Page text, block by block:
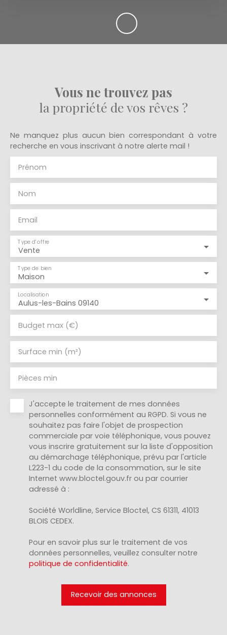
Vous ne trouvez pas
la propriété de vos rêves ?
Ne manquez plus aucun bien correspondant à votre
recherche en vous inscrivant à notre alerte mail !
Prénom
Nom
Email
Vente
Type d'offre
Maison
Type de bien
Aulus-les-Bains 09140
Localisation
Budget max (€)
Surface min (m²)
Pièces min
J'accepte le traitement de mes données
personnelles conformément au RGPD. Si vous ne
souhaitez pas faire l'objet de prospection
commerciale par voie téléphonique, vous pouvez
vous inscrire gratuitement sur la liste d'opposition
au démarchage téléphonique, prévu par l'article
L223-1 du code de la consommation, sur le site
Internet www.bloctel.gouv.fr ou par courrier
adressé à :
Société Worldline, Service Bloctel, CS 61311, 41013
BLOIS CEDEX.
Pour en savoir plus sur le traitement de vos
données personnelles, veuillez consulter notre
politique de confidentialité.
Recevoir des annonces